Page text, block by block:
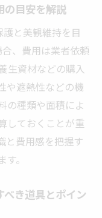
人が知るべき基
手順解説
準備手順を詳し
工程とポイン
の目安を解説
と美観維持を目
、費用は業者依頼
生資材などの購入
や遮熱性などの機
の種類や面積によ
しておくことが重
と費用感を把握す
。
き道具とポイン